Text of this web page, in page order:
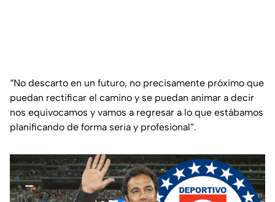
“No descarto en un futuro, no precisamente próximo que
puedan rectificar el camino y se puedan animar a decir
nos equivocamos y vamos a regresar a lo que estábamos
planificando de forma seria y profesional”.